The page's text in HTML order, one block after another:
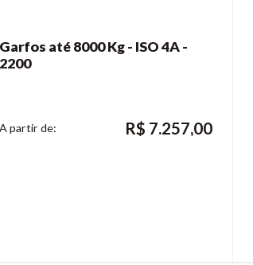
Garfos até 8000 Kg - ISO 4A -
2200
R$ 7.257,00